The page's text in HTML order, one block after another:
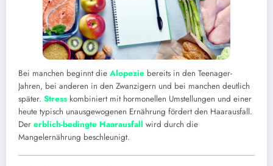
Bei manchen beginnt die Alopezie bereits in den Teenager-
Jahren, bei anderen in den Zwanzigern und bei manchen deutlich
später. Stress kombiniert mit hormonellen Umstellungen und einer
heute typisch unausgewogenen Ernährung fördert den Haarausfall.
Der erblich-bedingte Haarausfall wird durch die
Mangelernährung beschleunigt.